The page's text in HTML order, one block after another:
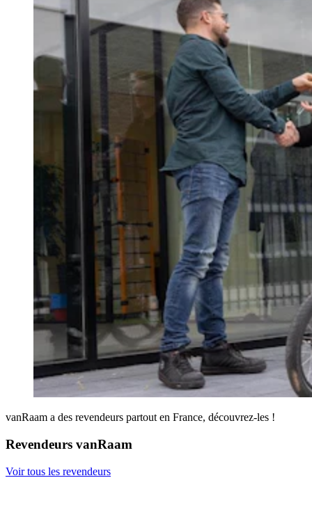
vanRaam a des revendeurs partout en France, découvrez-les !
Revendeurs vanRaam
Voir tous les revendeurs